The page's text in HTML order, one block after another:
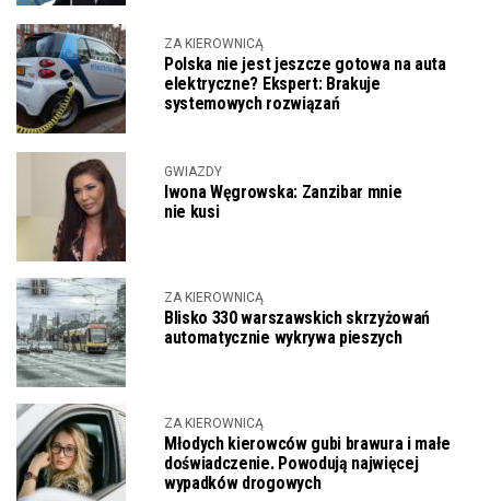
ZA KIEROWNICĄ
Polska nie jest jeszcze gotowa na auta
elektryczne? Ekspert: Brakuje
systemowych rozwiązań
GWIAZDY
Iwona Węgrowska: Zanzibar mnie
nie kusi
ZA KIEROWNICĄ
Blisko 330 warszawskich skrzyżowań
automatycznie wykrywa pieszych
ZA KIEROWNICĄ
Młodych kierowców gubi brawura i małe
doświadczenie. Powodują najwięcej
wypadków drogowych